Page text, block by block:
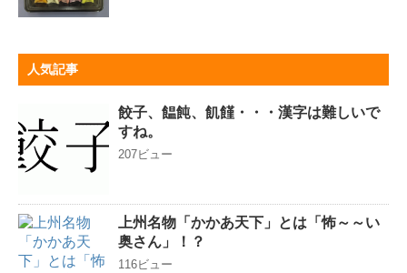
人気記事
餃子、饂飩、飢饉・・・漢字は難しいで
すね。
207ビュー
上州名物「かかあ天下」とは「怖～～い
奥さん」！？
116ビュー